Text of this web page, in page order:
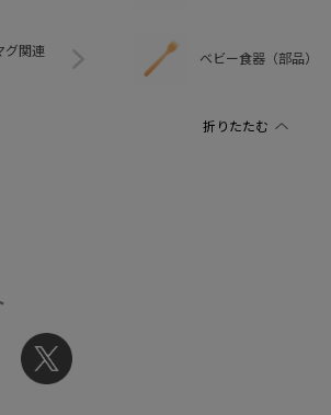
グ関連
ベビー食器（部品）